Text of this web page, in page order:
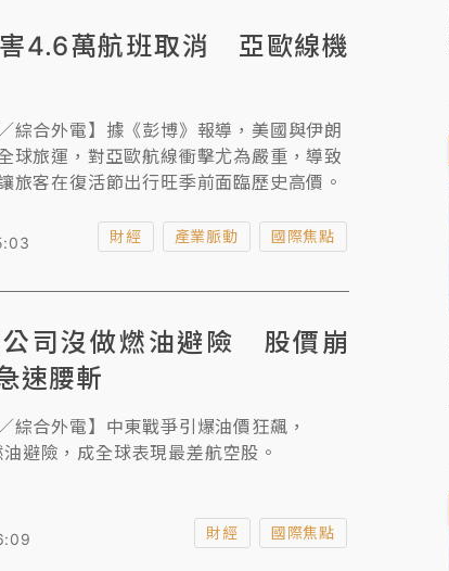
4.6萬航班取消 亞歐線機
綜合外電】據《彭博》報導，美國與伊朗
球旅運，對亞歐航線衝擊尤為嚴重，導致
旅客在復活節出行旺季前面臨歷史高價。
財經 產業脈動 國際焦點
司沒做燃油避險 股價崩
速腰斬
綜合外電】中東戰爭引爆油價狂飆，
避險，成全球表現最差航空股。
財經 國際焦點